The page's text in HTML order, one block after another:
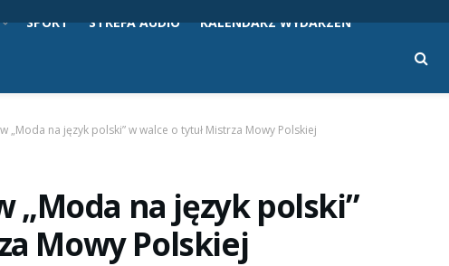
SPORT STREFA AUDIO KALENDARZ WYDARZEŃ
„Moda na język polski” w walce o tytuł Mistrza Mowy Polskiej
„Moda na język polski”
Mowy Polskiej